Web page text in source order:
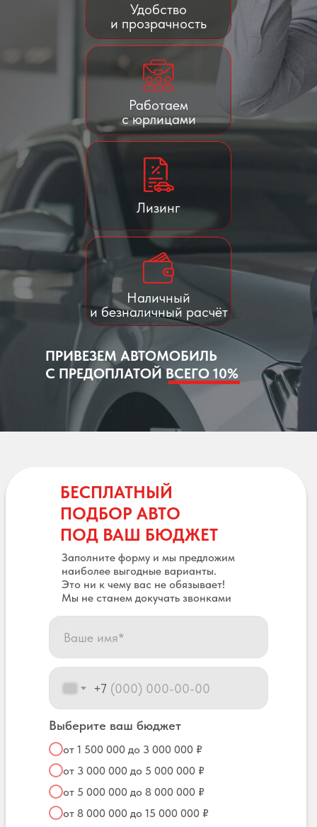
Удобство
и прозрачность
Работаем
с юрлицами
Лизинг
Наличный
и безналичный расчёт
ПРИВЕЗЕМ АВТОМОБИЛЬ
С ПРЕДОПЛАТОЙ ВСЕГО 10%
БЕСПЛАТНЫЙ
ПОДБОР АВТО
ПОД ВАШ БЮДЖЕТ
Заполните форму и мы предложим
наиболее выгодные варианты.
Это ни к чему вас не обязывает!
Мы не станем докучать звонками
+7
Выберите ваш бюджет
от 1 500 000 до 3 000 000 ₽
от 3 000 000 до 5 000 000 ₽
от 5 000 000 до 8 000 000 ₽
от 8 000 000 до 15 000 000 ₽